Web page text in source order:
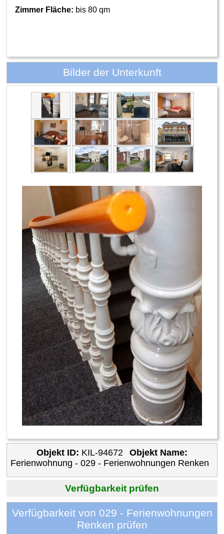
Zimmer Fläche: bis 80 qm
Bilder der Unterkunft
Objekt ID: KIL-94672
Objekt Name:
Ferienwohnung - 029 - Ferienwohnungen Renken
Verfügbarkeit prüfen
Verfügbarkeit von 029 - Ferienwohnungen
Renken prüfen